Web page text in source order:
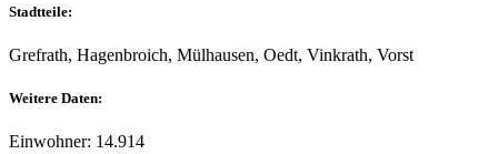
Stadtteile:
Grefrath, Hagenbroich, Mülhausen, Oedt, Vinkrath, Vorst
Weitere Daten:
Einwohner: 14.914